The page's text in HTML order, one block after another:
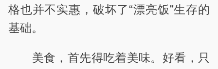
格也并不实惠，破坏了“漂亮饭”生存的
基础。
美食，首先得吃着美味。好看，只